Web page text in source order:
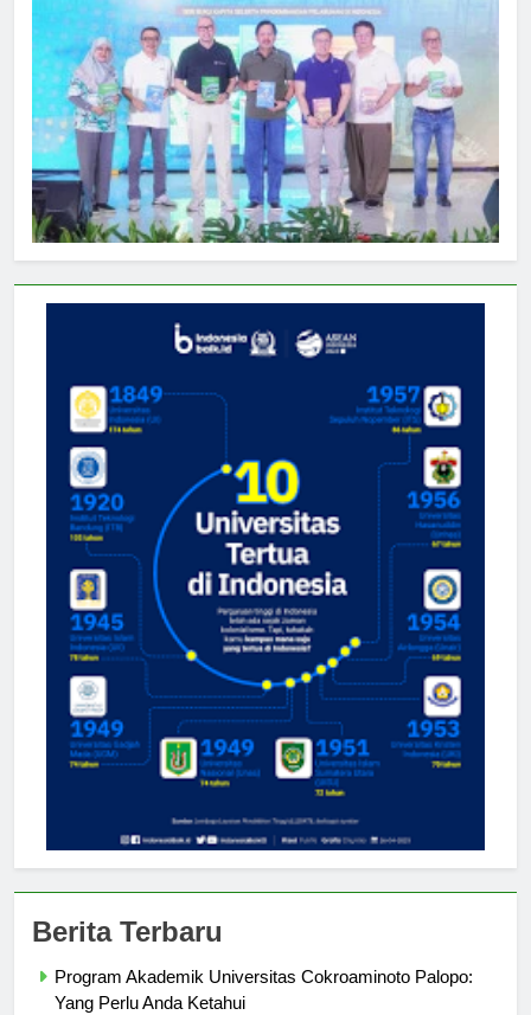
Berita Terbaru
Program Akademik Universitas Cokroaminoto Palopo:
Yang Perlu Anda Ketahui